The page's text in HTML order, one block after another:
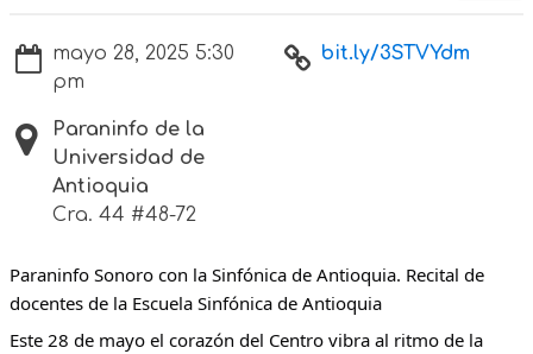
mayo 28, 2025 5:30
pm
Paraninfo de la
Universidad de
Antioquia
Cra. 44 #48-72
bit.ly/3STVYdm
Paraninfo Sonoro con la Sinfónica de Antioquia. Recital de
docentes de la Escuela Sinfónica de Antioquia
Este 28 de mayo el corazón del Centro vibra al ritmo de la